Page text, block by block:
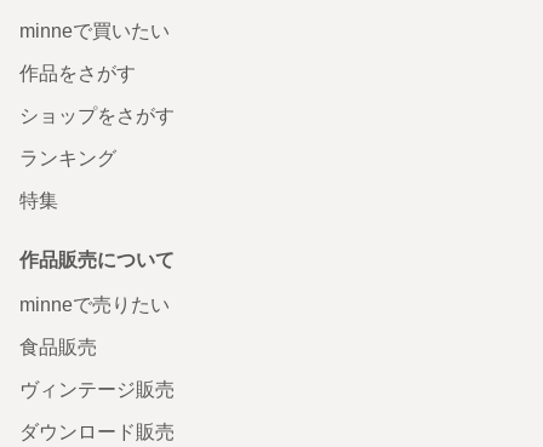
minneで買いたい
作品をさがす
ショップをさがす
ランキング
特集
作品販売について
minneで売りたい
食品販売
ヴィンテージ販売
ダウンロード販売